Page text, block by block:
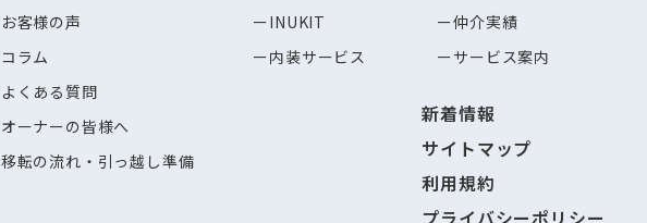
お客様の声
コラム
よくある質問
オーナーの皆様へ
移転の流れ・引っ越し準備
INUKIT
内装サービス
仲介実績
サービス案内
新着情報
サイトマップ
利用規約
プライバシーポリシー